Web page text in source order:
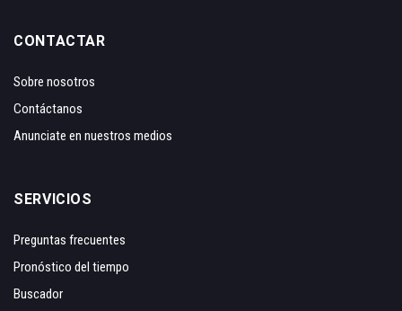
CONTACTAR
Sobre nosotros
Contáctanos
Anunciate en nuestros medios
SERVICIOS
Preguntas frecuentes
Pronóstico del tiempo
Buscador